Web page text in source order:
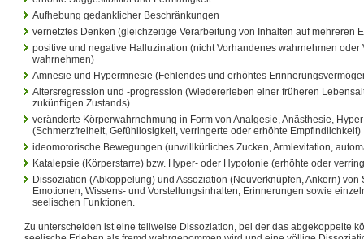
Aufhebung gedanklicher Beschränkungen
vernetztes Denken (gleichzeitige Verarbeitung von Inhalten auf mehreren
positive und negative Halluzination (nicht Vorhandenes wahrnehmen oder
wahrnehmen)
Amnesie und Hypermnesie (Fehlendes und erhöhtes
Altersregression und -progression (Wiedererleben einer früheren
zukünftigen Zustands)
veränderte Körperwahrnehmung in Form von Analgesie, Anästhesie,
(Schmerzfreiheit, Gefühllosigkeit, verringerte oder erhöhte Empfindlichkeit)
ideomotorische Bewegungen (unwillkürliches Zucken, Armlevitation,
Katalepsie (Körperstarre) bzw. Hyper- oder Hypotonie (erhöhte oder
Dissoziation (Abkoppelung) und Assoziation (Neuverknüpfen, Ankern)
Emotionen, Wissens- und Vorstellungsinhalten, Erinnerungen sowie
seelischen Funktionen.
Zu unterscheiden ist eine teilweise Dissoziation, bei der das abgekoppelte